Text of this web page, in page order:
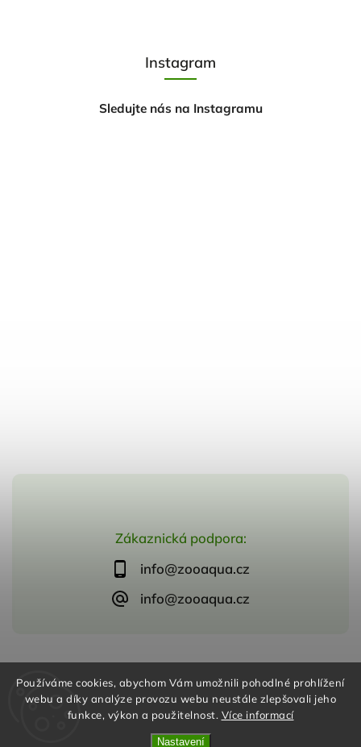
Používáme cookies, abychom Vám umožnili pohodlné prohlížení
webu a díky analýze provozu webu neustále zlepšovali jeho
funkce, výkon a použitelnost. Více informací
Nastavení
Zákaznická podpora:
info@zooaqua.cz
info@zooaqua.cz
Instagram
Sledujte nás na Instagramu
VytvořilShoptet | DesignShoptak.cz